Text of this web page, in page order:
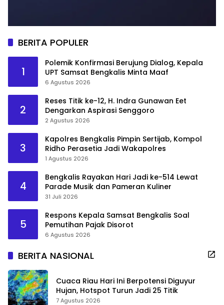
BERITA POPULER
1
Polemik Konfirmasi Berujung Dialog, Kepala
UPT Samsat Bengkalis Minta Maaf
6 Agustus 2026
2
Reses Titik ke-12, H. Indra Gunawan Eet
Dengarkan Aspirasi Senggoro
2 Agustus 2026
3
Kapolres Bengkalis Pimpin Sertijab, Kompol
Ridho Perasetia Jadi Wakapolres
1 Agustus 2026
4
Bengkalis Rayakan Hari Jadi ke-514 Lewat
Parade Musik dan Pameran Kuliner
31 Juli 2026
5
Respons Kepala Samsat Bengkalis Soal
Pemutihan Pajak Disorot
6 Agustus 2026
BERITA NASIONAL
Cuaca Riau Hari Ini Berpotensi Diguyur
Hujan, Hotspot Turun Jadi 25 Titik
7 Agustus 2026